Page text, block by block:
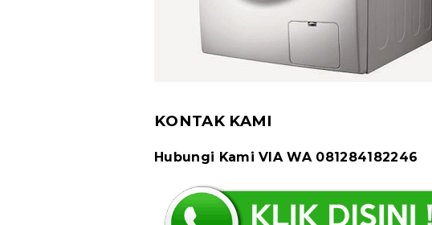
KONTAK KAMI
Hubungi Kami VIA WA 081284182246